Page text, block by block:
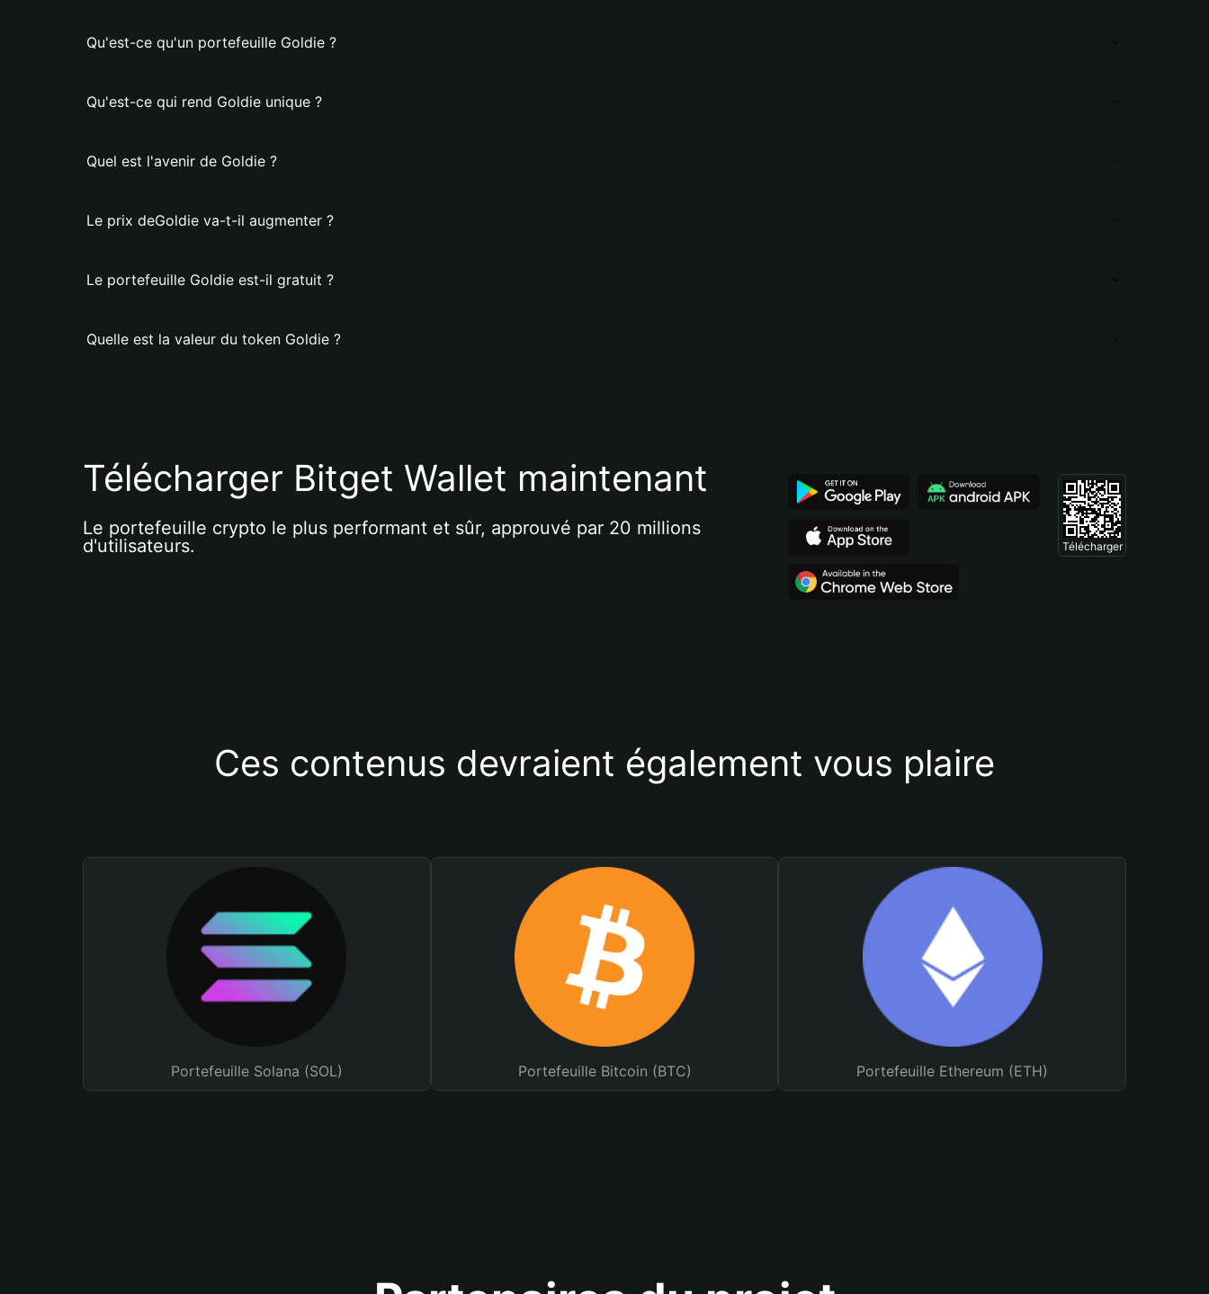
Qu'est-ce qu'un portefeuille Goldie ?
Qu'est-ce qui rend Goldie unique ?
Quel est l'avenir de Goldie ?
Le prix deGoldie va-t-il augmenter ?
Le portefeuille Goldie est-il gratuit ?
Quelle est la valeur du token Goldie ?
Télécharger Bitget Wallet maintenant
Le portefeuille crypto le plus performant et sûr, approuvé par 20 millions
d'utilisateurs.
Télécharger
Ces contenus devraient également vous plaire
Portefeuille Solana (SOL) Portefeuille Bitcoin (BTC) Portefeuille Ethereum (ETH)